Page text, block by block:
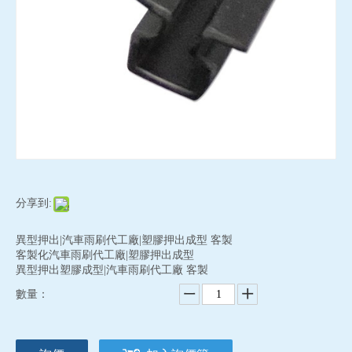
分享到:
異型押出|汽車雨刷代工廠|塑膠押出成型 客製
客製化汽車雨刷代工廠|塑膠押出成型
異型押出塑膠成型|汽車雨刷代工廠 客製
數量：